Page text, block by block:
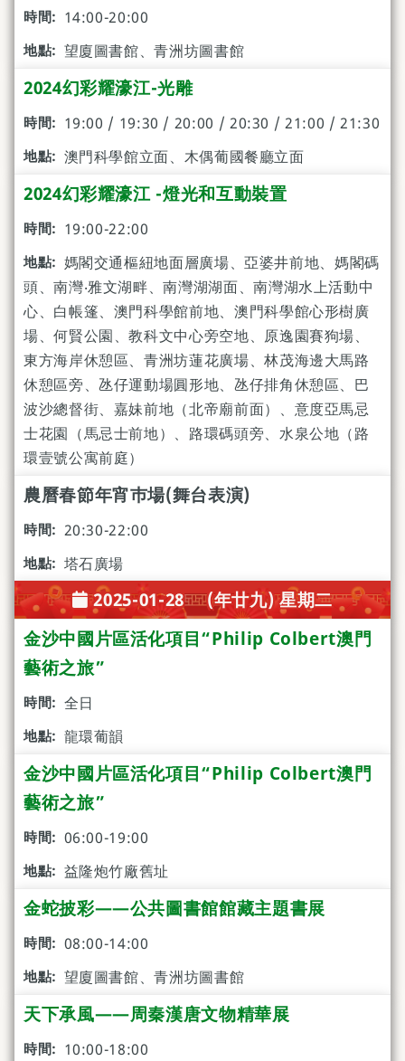
14:00-20:00
望廈圖書館、青洲坊圖書館
2024幻彩耀濠江-光雕
19:00 / 19:30 / 20:00 / 20:30 / 21:00 / 21:30
澳門科學館立面、木偶葡國餐廳立面
2024幻彩耀濠江 -燈光和互動裝置
19:00-22:00
媽閣交通樞紐地面層廣場、亞婆井前地、媽閣碼
頭、南灣‧雅文湖畔、南灣湖湖面、南灣湖水上活動中
心、白帳篷、澳門科學館前地、澳門科學館心形樹廣
場、何賢公園、教科文中心旁空地、原逸園賽狗場、
東方海岸休憩區、青洲坊蓮花廣場、林茂海邊大馬路
休憩區旁、氹仔運動場圓形地、氹仔排角休憩區、巴
波沙總督街、嘉妹前地（北帝廟前面）、意度亞馬忌
士花園（馬忌士前地）、路環碼頭旁、水泉公地（路
環壹號公寓前庭）
農曆春節年宵巿場(舞台表演)
20:30-22:00
塔石廣場
2025-01-28 (年廿九) 星期二
金沙中國片區活化項目“Philip Colbert澳門
藝術之旅”
全日
龍環葡韻
金沙中國片區活化項目“Philip Colbert澳門
藝術之旅”
06:00-19:00
益隆炮竹廠舊址
金蛇披彩——公共圖書館館藏主題書展
08:00-14:00
望廈圖書館、青洲坊圖書館
天下承風——周秦漢唐文物精華展
10:00-18:00